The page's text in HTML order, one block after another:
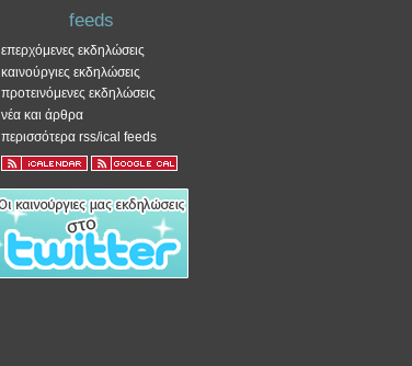
feeds
επερχόμενες εκδηλώσεις
καινούργιες εκδηλώσεις
προτεινόμενες εκδηλώσεις
νέα και άρθρα
περισσότερα rss/ical feeds